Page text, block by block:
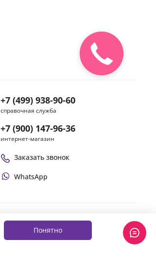
+7 (499) 938-90-60
справочная служба
+7 (900) 147-96-36
интернет-магазин
Заказать звонок
WhatsApp
Оплачивай покупки удобным способом
Понятно